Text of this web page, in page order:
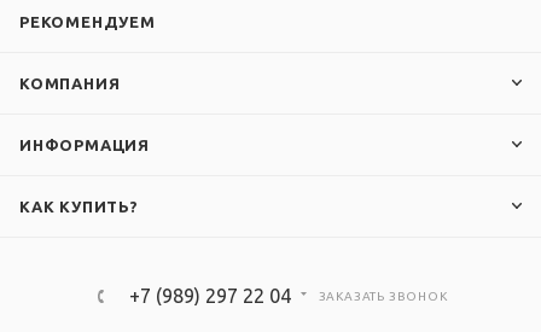
РЕКОМЕНДУЕМ
КОМПАНИЯ
ИНФОРМАЦИЯ
КАК КУПИТЬ?
+7 (989) 297 22 04 ЗАКАЗАТЬ ЗВОНОК